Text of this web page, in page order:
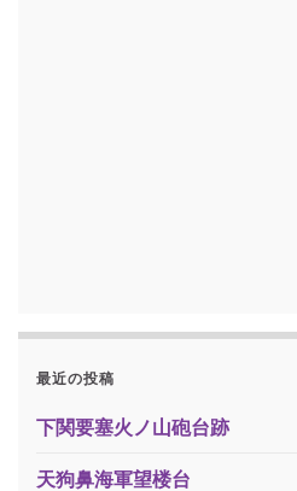
最近の投稿
下関要塞火ノ山砲台跡
天狗鼻海軍望楼台